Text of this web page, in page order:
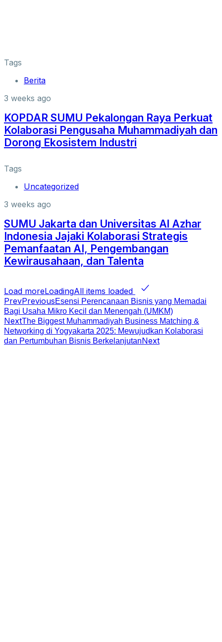
Tags
Berita
3 weeks ago
KOPDAR SUMU Pekalongan Raya Perkuat
Kolaborasi Pengusaha Muhammadiyah dan
Dorong Ekosistem Industri
Tags
Uncategorized
3 weeks ago
SUMU Jakarta dan Universitas Al Azhar
Indonesia Jajaki Kolaborasi Strategis
Pemanfaatan AI, Pengembangan
Kewirausahaan, dan Talenta
Load moreLoadingAll items loaded
PrevPreviousEsensi Perencanaan Bisnis yang Memadai
Bagi Usaha Mikro Kecil dan Menengah (UMKM)
NextThe Biggest Muhammadiyah Business Matching &
Networking di Yogyakarta 2025: Mewujudkan Kolaborasi
dan Pertumbuhan Bisnis BerkelanjutanNext